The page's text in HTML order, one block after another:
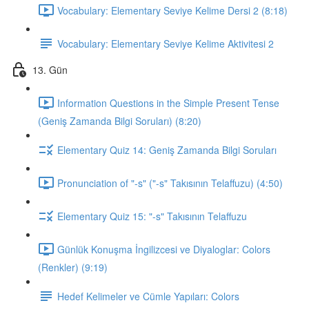
Vocabulary: Elementary Seviye Kelime Dersi 2 (8:18)
Vocabulary: Elementary Seviye Kelime Aktivitesi 2
13. Gün
Information Questions in the Simple Present Tense
(Geniş Zamanda Bilgi Soruları) (8:20)
Elementary Quiz 14: Geniş Zamanda Bilgi Soruları
Pronunciation of "-s" ("-s" Takısının Telaffuzu) (4:50)
Elementary Quiz 15: "-s" Takısının Telaffuzu
Günlük Konuşma İngilizcesi ve Diyaloglar: Colors
(Renkler) (9:19)
Hedef Kelimeler ve Cümle Yapıları: Colors